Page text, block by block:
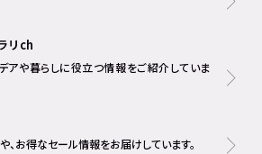
リch
アや暮らしに役立つ情報をご紹介していま
、お得なセール情報をお届けしています。